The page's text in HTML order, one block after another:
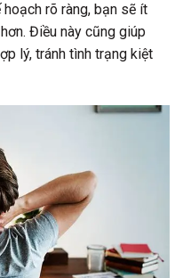
rõ ràng, bạn sẽ ít
Điều này cũng giúp
lý, tránh tình trạng kiệt